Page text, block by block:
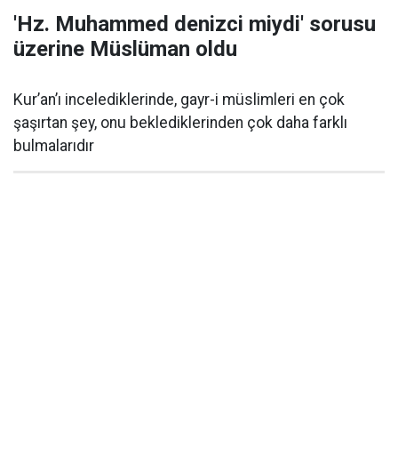
'Hz. Muhammed denizci miydi' sorusu
üzerine Müslüman oldu
Kur’an’ı incelediklerinde, gayr-i müslimleri en çok
şaşırtan şey, onu beklediklerinden çok daha farklı
bulmalarıdır